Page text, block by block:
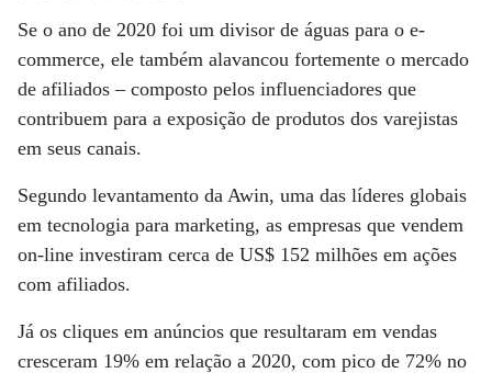
Se o ano de 2020 foi um divisor de águas para o e-
commerce, ele também alavancou fortemente o mercado
de afiliados – composto pelos influenciadores que
contribuem para a exposição de produtos dos varejistas
em seus canais.
Segundo levantamento da Awin, uma das líderes globais
em tecnologia para marketing, as empresas que vendem
on-line investiram cerca de US$ 152 milhões em ações
com afiliados.
Já os cliques em anúncios que resultaram em vendas
cresceram 19% em relação a 2020, com pico de 72% no